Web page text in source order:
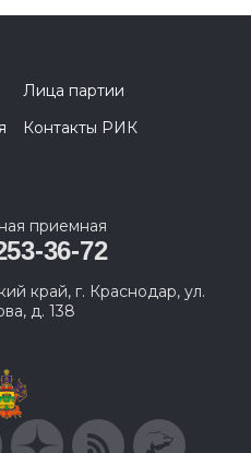
Лица партии
Контакты РИК
приемная
36-72
край, г. Краснодар, ул.
д. 138